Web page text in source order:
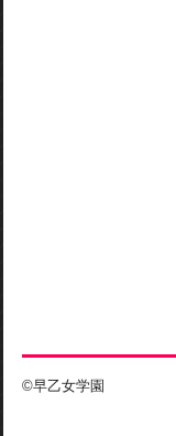
©早乙女学園